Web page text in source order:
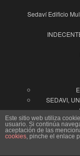
Sedaví Edificio
SEDAVI,
La Voz de
“Un
Este sitio web utiliza
usuario. Si continúa
aceptación de las
cookies, pinche el enlace